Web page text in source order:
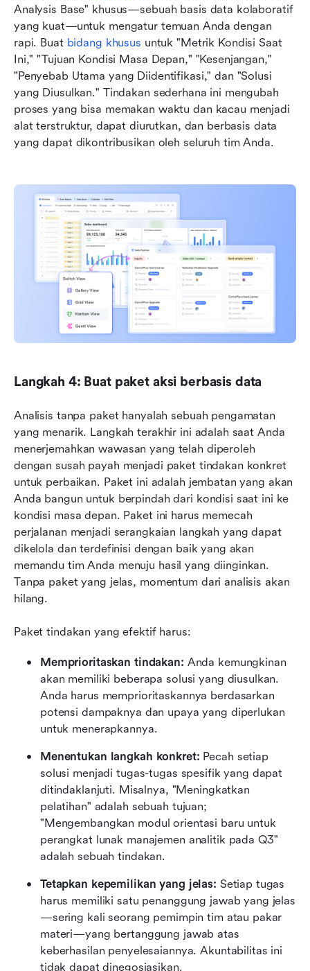
Analysis Base" khusus—sebuah basis data kolaboratif
yang kuat—untuk mengatur temuan Anda dengan
rapi. Buat bidang khusus untuk "Metrik Kondisi Saat
Ini," "Tujuan Kondisi Masa Depan," "Kesenjangan,"
"Penyebab Utama yang Diidentifikasi," dan "Solusi
yang Diusulkan." Tindakan sederhana ini mengubah
proses yang bisa memakan waktu dan kacau menjadi
alat terstruktur, dapat diurutkan, dan berbasis data
yang dapat dikontribusikan oleh seluruh tim Anda.
Langkah 4: Buat paket aksi berbasis data
Analisis tanpa paket hanyalah sebuah pengamatan
yang menarik. Langkah terakhir ini adalah saat Anda
menerjemahkan wawasan yang telah diperoleh
dengan susah payah menjadi paket tindakan konkret
untuk perbaikan. Paket ini adalah jembatan yang akan
Anda bangun untuk berpindah dari kondisi saat ini ke
kondisi masa depan. Paket ini harus memecah
perjalanan menjadi serangkaian langkah yang dapat
dikelola dan terdefinisi dengan baik yang akan
memandu tim Anda menuju hasil yang diinginkan.
Tanpa paket yang jelas, momentum dari analisis akan
hilang.
Paket tindakan yang efektif harus:
Memprioritaskan tindakan: Anda kemungkinan
akan memiliki beberapa solusi yang diusulkan.
Anda harus memprioritaskannya berdasarkan
potensi dampaknya dan upaya yang diperlukan
untuk menerapkannya.
Menentukan langkah konkret: Pecah setiap
solusi menjadi tugas-tugas spesifik yang dapat
ditindaklanjuti. Misalnya, "Meningkatkan
pelatihan" adalah sebuah tujuan;
"Mengembangkan modul orientasi baru untuk
perangkat lunak manajemen analitik pada Q3"
adalah sebuah tindakan.
Tetapkan kepemilikan yang jelas: Setiap tugas
harus memiliki satu penanggung jawab yang jelas
—sering kali seorang pemimpin tim atau pakar
materi—yang bertanggung jawab atas
keberhasilan penyelesaiannya. Akuntabilitas ini
tidak dapat dinegosiasikan.